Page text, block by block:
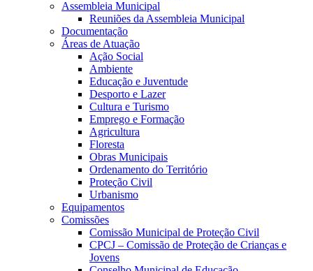
Assembleia Municipal
Reuniões da Assembleia Municipal
Documentação
Áreas de Atuação
Ação Social
Ambiente
Educação e Juventude
Desporto e Lazer
Cultura e Turismo
Emprego e Formação
Agricultura
Floresta
Obras Municipais
Ordenamento do Território
Proteção Civil
Urbanismo
Equipamentos
Comissões
Comissão Municipal de Proteção Civil
CPCJ – Comissão de Proteção de Crianças e
Jovens